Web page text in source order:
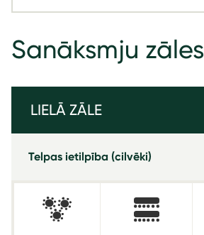
Sanāksmju zāles
LIELĀ ZĀLE
Telpas ietilpība (cilvēki)